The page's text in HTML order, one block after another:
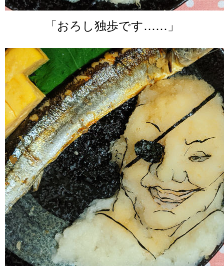
「おろし独歩です……」